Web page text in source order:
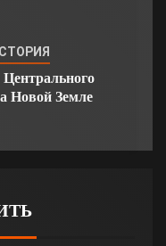
Новой Земле